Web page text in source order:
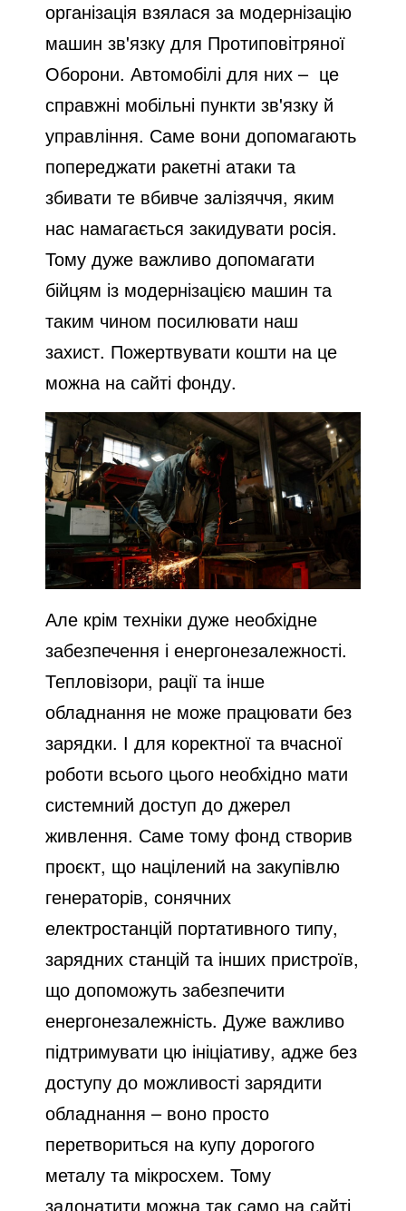
організація взялася за модернізацію
машин зв'язку для Протиповітряної
Оборони. Автомобілі для них – це
справжні мобільні пункти зв'язку й
управління. Саме вони допомагають
попереджати ракетні атаки та
збивати те вбивче залізяччя, яким
нас намагається закидувати росія.
Тому дуже важливо допомагати
бійцям із модернізацією машин та
таким чином посилювати наш
захист. Пожертвувати кошти на це
можна на сайті фонду.
Але крім техніки дуже необхідне
забезпечення і енергонезалежності.
Тепловізори, рації та інше
обладнання не може працювати без
зарядки. І для коректної та вчасної
роботи всього цього необхідно мати
системний доступ до джерел
живлення. Саме тому фонд створив
проєкт, що націлений на закупівлю
генераторів, сонячних
електростанцій портативного типу,
зарядних станцій та інших пристроїв,
що допоможуть забезпечити
енергонезалежність. Дуже важливо
підтримувати цю ініціативу, адже без
доступу до можливості зарядити
обладнання – воно просто
перетвориться на купу дорогого
металу та мікросхем. Тому
задонатити можна так само на сайті